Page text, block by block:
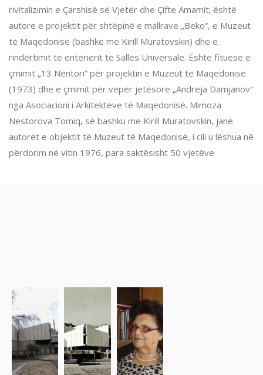
rivitalizimin e Çarshisë së Vjetër dhe Çifte Amamit; është
autore e projektit për shtëpinë e mallrave „Beko“, e Muzeut
të Maqedonisë (bashkë me Kirill Muratovskin) dhe e
rindërtimit të enterierit të Sallës Universale. Është fituese e
çmimit „13 Nëntori“ për projektin e Muzeut të Maqedonisë
(1973) dhe e çmimit për vepër jetësore „Andreja Damjanov“
nga Asociacioni i Arkitektëve të Maqedonisë. Mimoza
Nestorova Tomiq, së bashku me Kirill Muratovskin, janë
autorët e objektit të Muzeut të Maqedonisë, i cili u lëshua në
përdorim në vitin 1976, para saktësisht 50 vjetëve